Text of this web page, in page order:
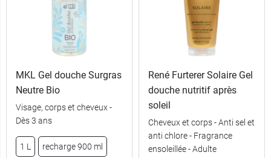
Contenance :
3,99 €
200 ml - Thé
3,99 €
Contenance :
200 ml -
Contenance :
200 ml - Tonic 2,79 €
6,59 €
200 ml -
Marine
100 ml -
Marine
1,89 €
MKL Gel douche Surgras
Neutre Bio
Visage, corps et cheveux -
Dès 3 ans
1 L recharge 900 ml
René Furterer Solaire Gel
douche nutritif après
soleil
Cheveux et corps - Anti sel et
anti chlore - Fragrance
ensoleillée - Adulte